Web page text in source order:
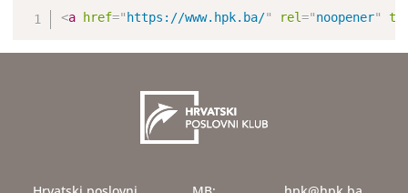
<a href=" https://www.hpk.ba/" rel="noopener"